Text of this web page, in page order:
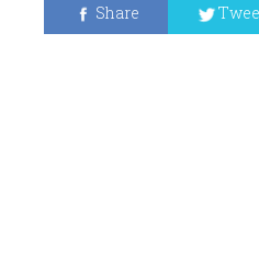
Share